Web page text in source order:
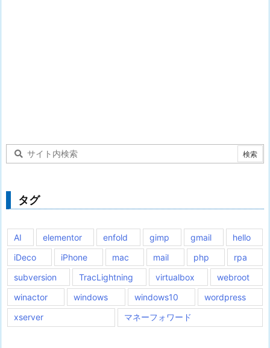
タグ
AI elementor enfold gimp gmail
hello
iDeco
iPhone mac mail php
rpa
subversion
TracLightning virtualbox
webroot
winactor
windows windows10
wordpress
xserver
マネーフォワード